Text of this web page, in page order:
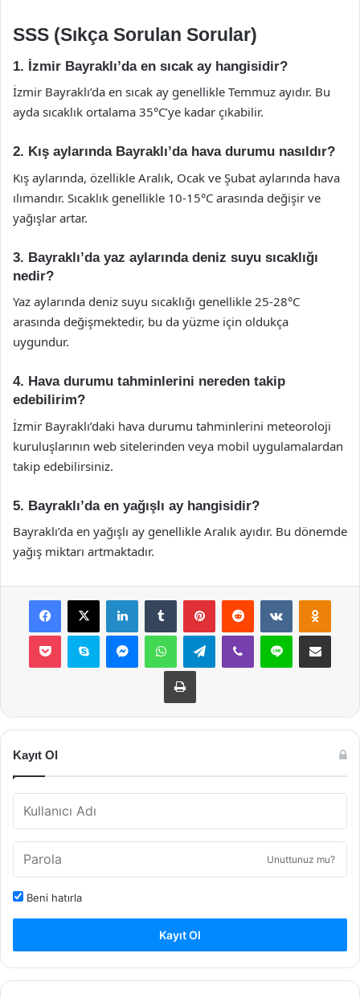
SSS (Sıkça Sorulan Sorular)
1. İzmir Bayraklı’da en sıcak ay hangisidir?
İzmir Bayraklı’da en sıcak ay genellikle Temmuz ayıdır. Bu
ayda sıcaklık ortalama 35°C’ye kadar çıkabilir.
2. Kış aylarında Bayraklı’da hava durumu nasıldır?
Kış aylarında, özellikle Aralık, Ocak ve Şubat aylarında hava
ılımandır. Sıcaklık genellikle 10-15°C arasında değişir ve
yağışlar artar.
3. Bayraklı’da yaz aylarında deniz suyu sıcaklığı
nedir?
Yaz aylarında deniz suyu sıcaklığı genellikle 25-28°C
arasında değişmektedir, bu da yüzme için oldukça
uygundur.
4. Hava durumu tahminlerini nereden takip
edebilirim?
İzmir Bayraklı’daki hava durumu tahminlerini meteoroloji
kuruluşlarının web sitelerinden veya mobil uygulamalardan
takip edebilirsiniz.
5. Bayraklı’da en yağışlı ay hangisidir?
Bayraklı’da en yağışlı ay genellikle Aralık ayıdır. Bu dönemde
yağış miktarı artmaktadır.
Facebook
X LinkedInTumblr PinterestReddit VKontakte
Pocket Skype MessengerWhatsAppTelegramViber Line E-Posta ile
Yazdır
Kayıt Ol
Unuttunuz mu?
Beni hatırla
Kayıt Ol